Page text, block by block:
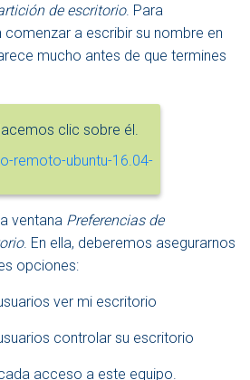
de escritorio. Para
a escribir su nombre en
mucho antes de que termines
clic sobre él.
ventana Preferencias de
. En ella, deberemos asegurarnos
opciones:
ver mi escritorio
controlar su escritorio
acceso a este equipo.